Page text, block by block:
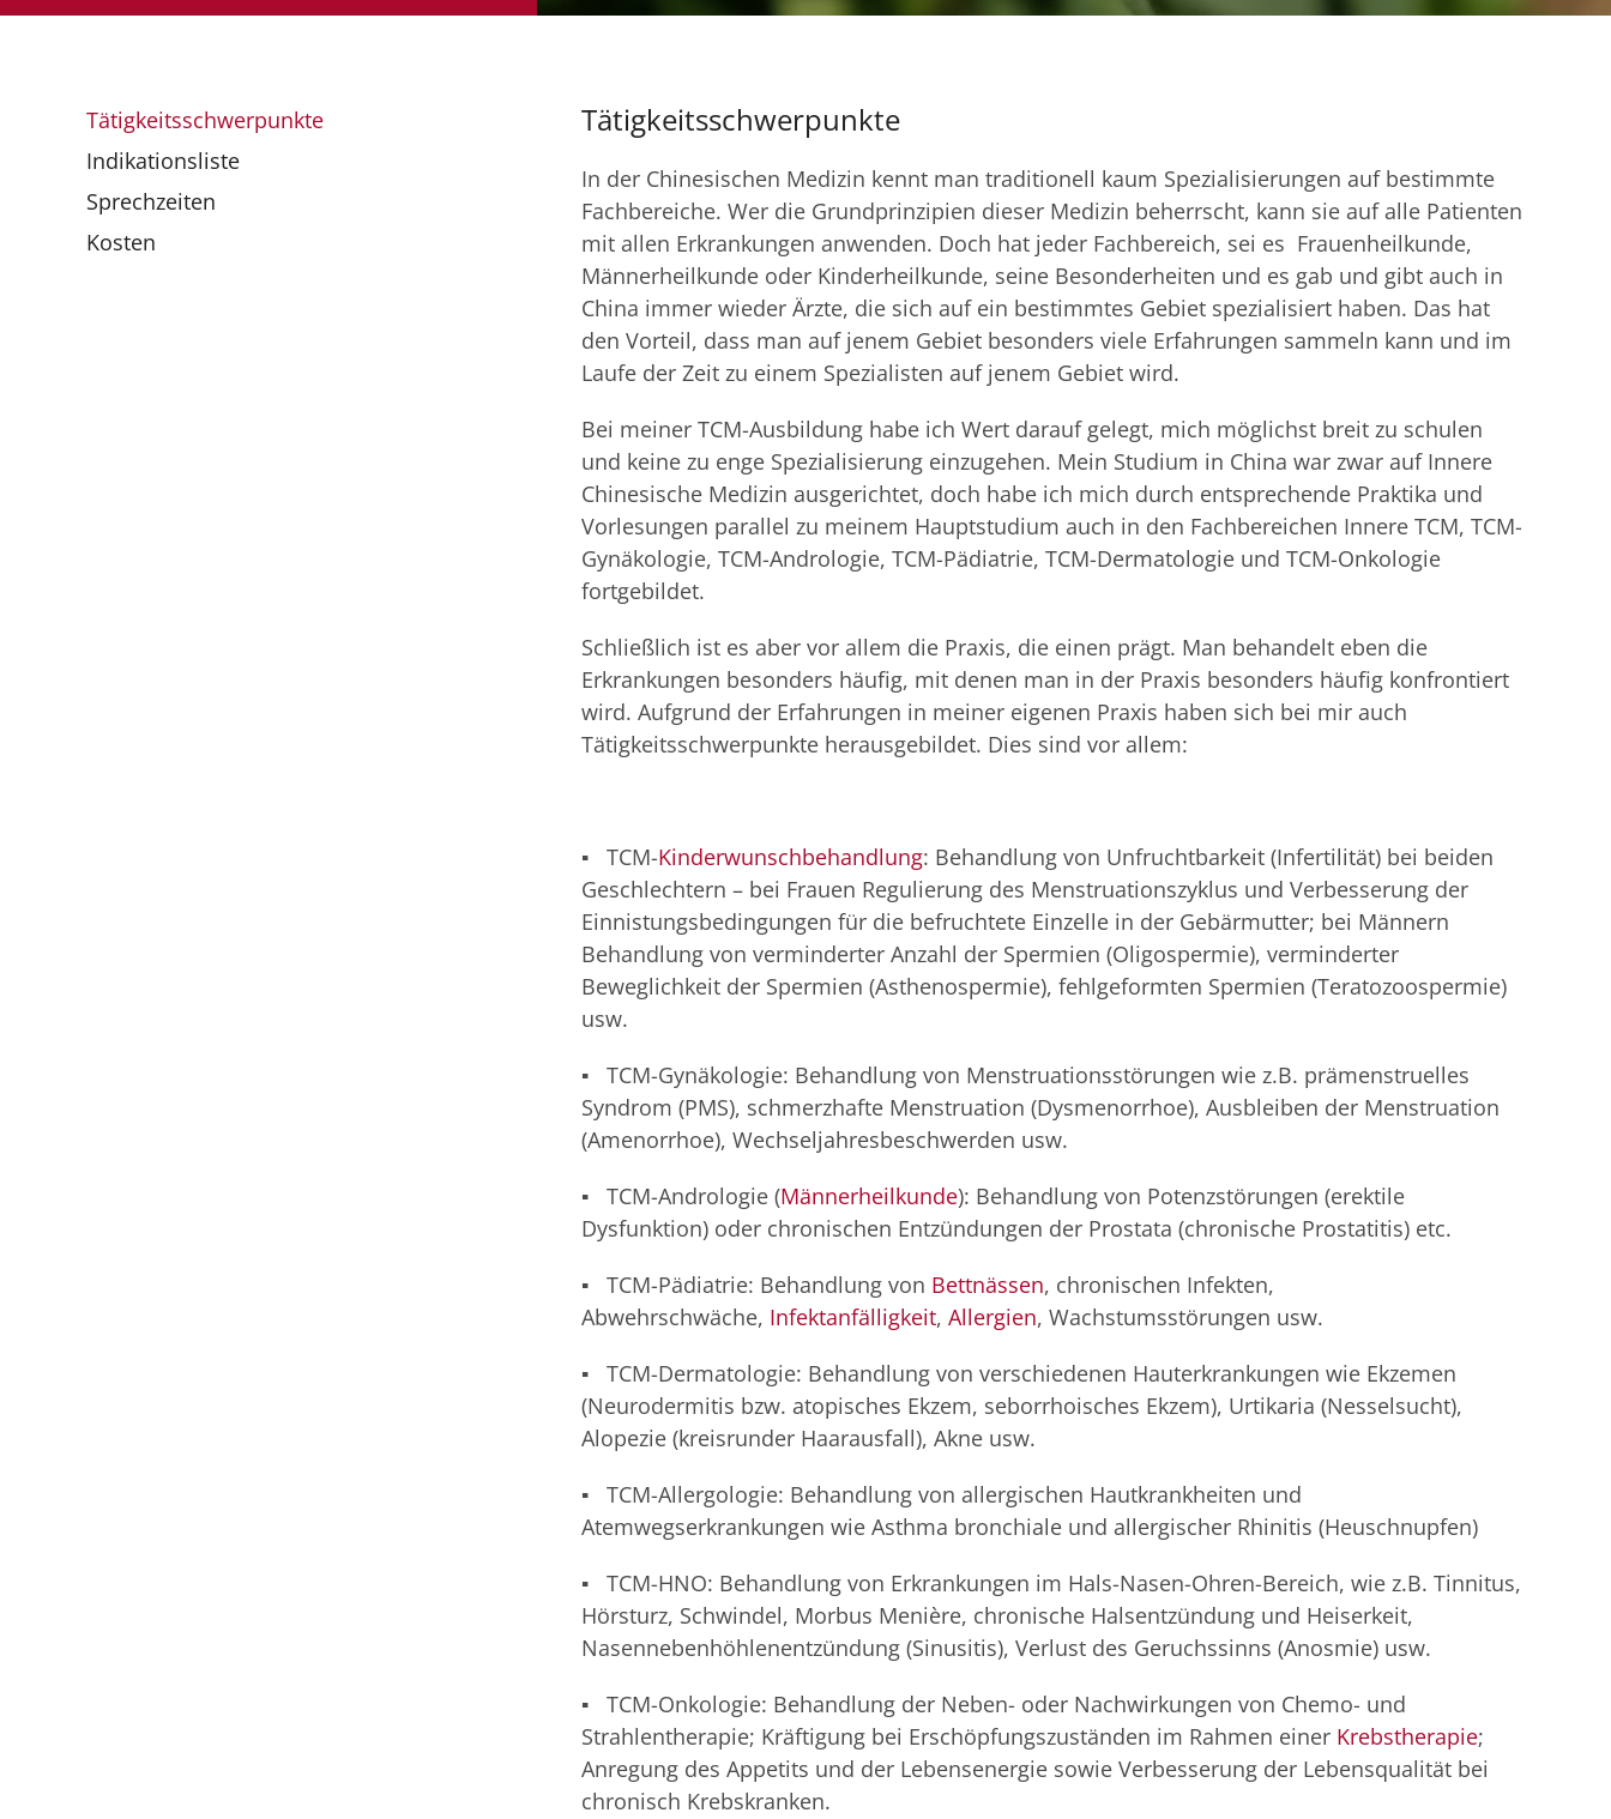
Tätigkeitsschwerpunkte
Indikationsliste
Sprechzeiten
Kosten
Tätigkeitsschwerpunkte
In der Chinesischen Medizin kennt man traditionell kaum Spezialisierungen auf bestimmte
Fachbereiche. Wer die Grundprinzipien dieser Medizin beherrscht, kann sie auf alle Patienten
mit allen Erkrankungen anwenden. Doch hat jeder Fachbereich, sei es Frauenheilkunde,
Männerheilkunde oder Kinderheilkunde, seine Besonderheiten und es gab und gibt auch in
China immer wieder Ärzte, die sich auf ein bestimmtes Gebiet spezialisiert haben. Das hat
den Vorteil, dass man auf jenem Gebiet besonders viele Erfahrungen sammeln kann und im
Laufe der Zeit zu einem Spezialisten auf jenem Gebiet wird.
Bei meiner TCM-Ausbildung habe ich Wert darauf gelegt, mich möglichst breit zu schulen
und keine zu enge Spezialisierung einzugehen. Mein Studium in China war zwar auf Innere
Chinesische Medizin ausgerichtet, doch habe ich mich durch entsprechende Praktika und
Vorlesungen parallel zu meinem Hauptstudium auch in den Fachbereichen Innere TCM, TCM-
Gynäkologie, TCM-Andrologie, TCM-Pädiatrie, TCM-Dermatologie und TCM-Onkologie
fortgebildet.
Schließlich ist es aber vor allem die Praxis, die einen prägt. Man behandelt eben die
Erkrankungen besonders häufig, mit denen man in der Praxis besonders häufig konfrontiert
wird. Aufgrund der Erfahrungen in meiner eigenen Praxis haben sich bei mir auch
Tätigkeitsschwerpunkte herausgebildet. Dies sind vor allem:
▪ TCM-Kinderwunschbehandlung: Behandlung von Unfruchtbarkeit (Infertilität) bei beiden
Geschlechtern – bei Frauen Regulierung des Menstruationszyklus und Verbesserung der
Einnistungsbedingungen für die befruchtete Einzelle in der Gebärmutter; bei Männern
Behandlung von verminderter Anzahl der Spermien (Oligospermie), verminderter
Beweglichkeit der Spermien (Asthenospermie), fehlgeformten Spermien (Teratozoospermie)
usw.
▪ TCM-Gynäkologie: Behandlung von Menstruationsstörungen wie z.B. prämenstruelles
Syndrom (PMS), schmerzhafte Menstruation (Dysmenorrhoe), Ausbleiben der Menstruation
(Amenorrhoe), Wechseljahresbeschwerden usw.
▪ TCM-Andrologie (Männerheilkunde): Behandlung von Potenzstörungen (erektile
Dysfunktion) oder chronischen Entzündungen der Prostata (chronische Prostatitis) etc.
▪ TCM-Pädiatrie: Behandlung von Bettnässen, chronischen Infekten,
Abwehrschwäche, Infektanfälligkeit,Allergien, Wachstumsstörungen usw.
▪ TCM-Dermatologie: Behandlung von verschiedenen Hauterkrankungen wie Ekzemen
(Neurodermitis bzw. atopisches Ekzem, seborrhoisches Ekzem), Urtikaria (Nesselsucht),
Alopezie (kreisrunder Haarausfall), Akne usw.
▪ TCM-Allergologie: Behandlung von allergischen Hautkrankheiten und
Atemwegserkrankungen wie Asthma bronchiale und allergischer Rhinitis (Heuschnupfen)
▪ TCM-HNO: Behandlung von Erkrankungen im Hals-Nasen-Ohren-Bereich, wie z.B. Tinnitus,
Hörsturz, Schwindel, Morbus Menière, chronische Halsentzündung und Heiserkeit,
Nasennebenhöhlenentzündung (Sinusitis), Verlust des Geruchssinns (Anosmie) usw.
▪ TCM-Onkologie: Behandlung der Neben- oder Nachwirkungen von Chemo- und
Strahlentherapie; Kräftigung bei Erschöpfungszuständen im Rahmen einer Krebstherapie;
Anregung des Appetits und der Lebensenergie sowie Verbesserung der Lebensqualität bei
chronisch Krebskranken.